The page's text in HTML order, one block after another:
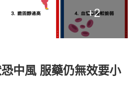
+2
中風 服藥仍無效要小